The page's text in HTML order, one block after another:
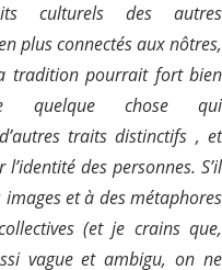
culturels des autres
plus connectés aux nôtres,
tradition pourrait fort bien
quelque chose qui
traits distinctifs , et
des personnes. S’il
et à des métaphores
(et je crains que,
vague et ambigu, on ne